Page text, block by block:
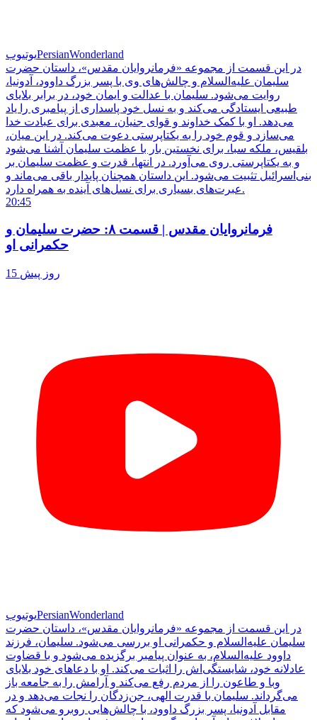
یوتیوبPersianWonderland
در این قسمت از مجموعه «فرمانروایان مقدس»، داستان حضرت
سلیمان علیه‌السلام و چالش‌های وی با پسر بزرگ داوود، آدونیا،
روایت می‌شود. سلیمان با عدالت و ایمان خود، در برابر بلایای
طبیعی ایستادگی می‌کند و به نسل خود پاسداری از پیامبری را یاد
می‌دهد. او با کمک خداوند و قوای جنیان، معبدی برای عبادت خدا
می‌سازد و قوم خود را به یکتاپرستی دعوت می‌کند. در این میان،
بلقیس، ملکه سبا، برای نخستین بار با عظمت سلیمان آشنا می‌شود
و به یکتاپرستی روی می‌آورد. در انتها، قدرت و عظمت سلیمان بر
بنی‌اسرائیل تثبیت می‌شود. این داستان همچنان پایدار باقی می‌ماند و
عبرت‌های بسیاری برای نسل‌های آینده به همراه دارد.
20:45
فرمانروایان مقدس | قسمت ۸: حضرت سلیمان و
حکمرانی او
15 روز پیش
یوتیوبPersianWonderland
در این قسمت از مجموعه «فرمانروایان مقدس»، داستان حضرت
سلیمان علیه‌السلام و حکمرانی او بررسی می‌شود. سلیمان، فرزند
داوود علیه‌السلام، به عنوان پیامبر برگزیده می‌شود و با قضاوت
عادلانه خود، شایستگی‌اش را اثبات می‌کند. او با دعاهای خود بلایای
وبا و طاعون را از مردم رفع می‌کند و آرامش را به جامعه باز
می‌گرداند. سلیمان با قدرت الهی، جن‌زدگان را نجات می‌دهد و در
مقابل آدونیا، پسر بزرگ داوود، با چالش‌هایی روبرو می‌شود که